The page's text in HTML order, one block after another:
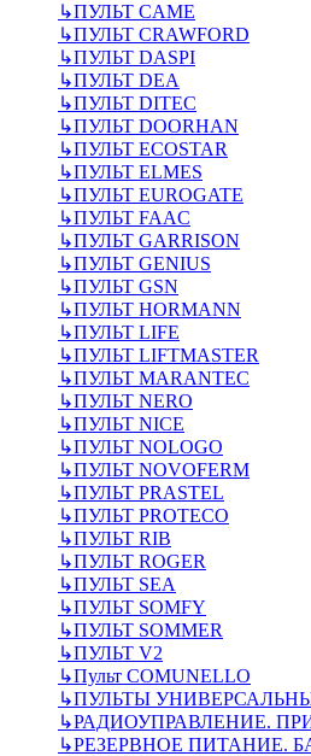
↳ПУЛЬТ CAME
↳ПУЛЬТ CRAWFORD
↳ПУЛЬТ DASPI
↳ПУЛЬТ DEA
↳ПУЛЬТ DITEC
↳ПУЛЬТ DOORHAN
↳ПУЛЬТ ECOSTAR
↳ПУЛЬТ ELMES
↳ПУЛЬТ EUROGATE
↳ПУЛЬТ FAAC
↳ПУЛЬТ GARRISON
↳ПУЛЬТ GENIUS
↳ПУЛЬТ GSN
↳ПУЛЬТ HORMANN
↳ПУЛЬТ LIFE
↳ПУЛЬТ LIFTMASTER
↳ПУЛЬТ MARANTEC
↳ПУЛЬТ NERO
↳ПУЛЬТ NICE
↳ПУЛЬТ NOLOGO
↳ПУЛЬТ NOVOFERM
↳ПУЛЬТ PRASTEL
↳ПУЛЬТ PROTECO
↳ПУЛЬТ RIB
↳ПУЛЬТ ROGER
↳ПУЛЬТ SEA
↳ПУЛЬТ SOMFY
↳ПУЛЬТ SOMMER
↳ПУЛЬТ V2
↳Пульт СOMUNELLO
↳ПУЛЬТЫ
↳РАДИОУПРАВЛЕНИЕ.
↳РЕЗЕРВНОЕ ПИТАНИЕ.